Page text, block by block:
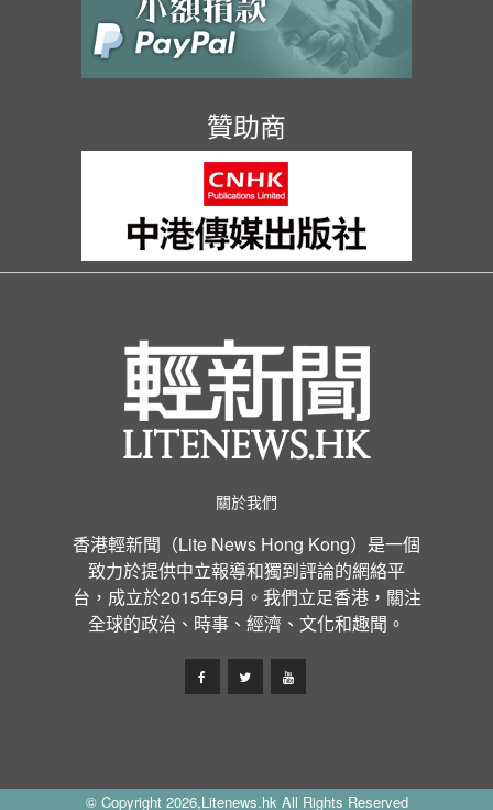
贊助商
關於我們
香港輕新聞（Lite News Hong Kong）是一個
致力於提供中立報導和獨到評論的網絡平
台，成立於2015年9月。我們立足香港，關注
全球的政治、時事、經濟、文化和趣聞。
© Copyright 2026,Litenews.hk All Rights Reserved